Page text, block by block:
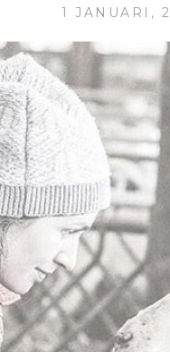
1 JANUARI,